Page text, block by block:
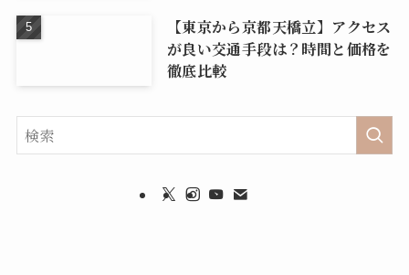
【東京から京都天橋立】アクセス
が良い交通手段は？時間と価格を
徹底比較